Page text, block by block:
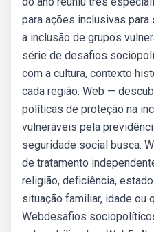
para ações inclusivas
a inclusão de grupos
série de desafios
com a cultura, contexto
cada região. Web —
políticas de proteção na
vulneráveis pela
seguridade social busca.
de tratamento
religião, deficiência,
situação familiar, idade ou
Webdesafios